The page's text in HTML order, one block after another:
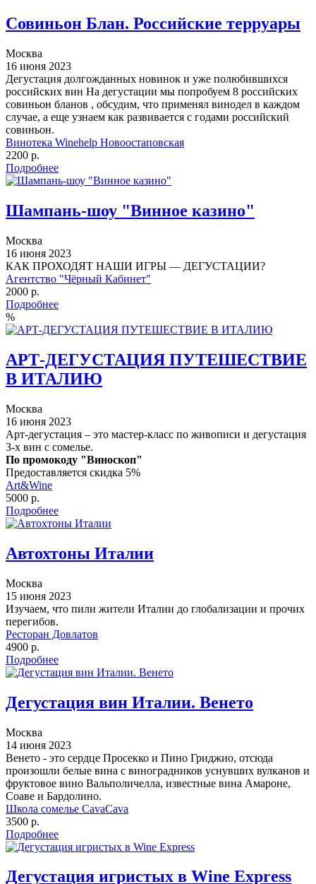
Совиньон Блан. Российские терруары
Москва
16 июня 2023
Дегустация долгожданных новинок и уже полюбившихся
российских вин На дегустации мы попробуем 8 российских
совиньон бланов , обсудим, что применял винодел в каждом
случае, а еще узнаем как развивается с годами российский
совиньон.
Винотека Winehelp Новоостаповская
2200 р.
Подробнее
Шампань-шоу "Винное казино"
Москва
16 июня 2023
КАК ПРОХОДЯТ НАШИ ИГРЫ — ДЕГУСТАЦИИ?
Агентство "Чёрный Кабинет"
2000 р.
Подробнее
%
АРТ-ДЕГУСТАЦИЯ ПУТЕШЕСТВИЕ
В ИТАЛИЮ
Москва
16 июня 2023
Арт-дегустация – это мастер-класс по живописи и дегустация
3-х вин с сомелье.
По промокоду "Виноскоп"
Предоставляется скидка 5%
Art&Wine
5000 р.
Подробнее
Автохтоны Италии
Москва
15 июня 2023
Изучаем, что пили жители Италии до глобализации и прочих
перегибов.
Ресторан Довлатов
4900 р.
Подробнее
Дегустация вин Италии. Венето
Москва
14 июня 2023
Венето - это сердце Просекко и Пино Гриджио, отсюда
произошли белые вина с виноградников уснувших вулканов и
фруктовое вино Вальполичелла, известные вина Амароне,
Соаве и Бардолино.
Школа сомелье CavaCava
3500 р.
Подробнее
Дегустация игристых в Wine Express